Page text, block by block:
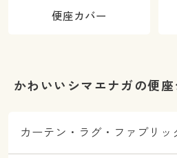
便座カバー
かわいいシマエナガの便
カーテン・ラグ・ファブリッ